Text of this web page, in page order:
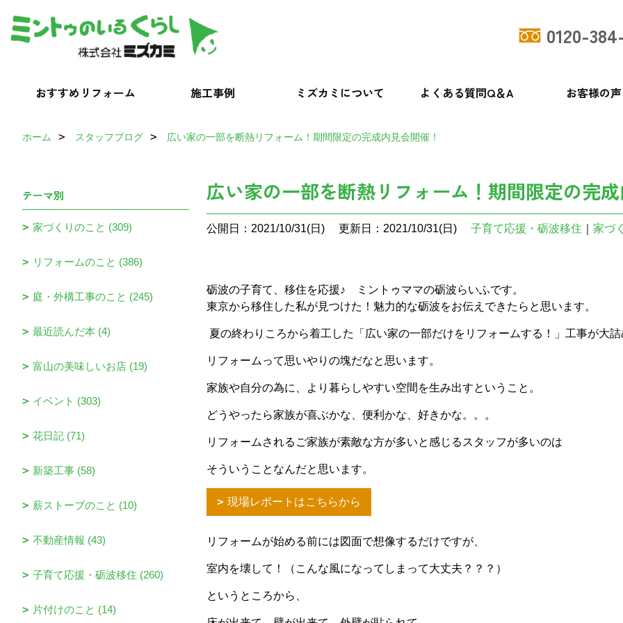
0120-
おすすめリフォーム 施工事例 ミズカミについて よくある質問Q＆A お客様の声
ホーム スタッフブログ 広い家の一部を断熱リフォーム！期間限定の完成内見会開催！
広い家の一部を断熱リフォーム！期間限定の完
公開日：2021/10/31(日) 更新日：2021/10/31(日) 子育て応援・砺波移住 家づ
砺波の子育て、移住を応援♪ ミントゥママの砺波らいふです。
東京から移住した私が見つけた！魅力的な砺波をお伝えできたらと思います。
夏の終わりころから着工した「広い家の一部だけをリフォームする！」工事が大
リフォームって思いやりの塊だなと思います。
家族や自分の為に、より暮らしやすい空間を生み出すということ。
どうやったら家族が喜ぶかな、便利かな、好きかな。。。
リフォームされるご家族が素敵な方が多いと感じるスタッフが多いのは
そういうことなんだと思います。
現場レポートはこちらから
リフォームが始める前には図面で想像するだけですが、
室内を壊して！（こんな風になってしまって大丈夫？？？）
というところから、
テーマ別
家づくりのこと (309)
リフォームのこと (386)
庭・外構工事のこと (245)
最近読んだ本 (4)
富山の美味しいお店 (19)
イベント (303)
花日記 (71)
新築工事 (58)
薪ストーブのこと (10)
不動産情報 (43)
子育て応援・砺波移住 (260)
片付けのこと (14)